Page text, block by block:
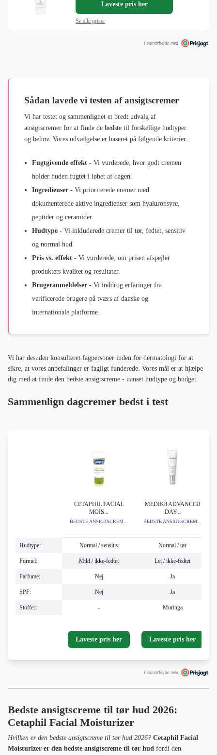
Laveste pris her
Se alle priser
i samarbejde med
Sådan lavede vi testen af ansigtscremer
Vi har testet og sammenlignet et bredt udvalg af
ansigtscremer for at finde de bedste til forskellige hudtyper
og behov. Vores udvælgelse er baseret på følgende kriterier:
Fugtgivende effekt - Vi vurderede, hvor godt cremen
holder huden fugtet i løbet af dagen.
Ingredienser - Vi prioriterede cremer med
dokumenterede aktive ingredienser som hyaluronsyre,
peptider og ceramider.
Hudtype - Vi inkluderede cremer til tør, fedtet, sensitiv
og normal hud.
Pris vs. effekt - Vi vurderede, om prisen afspejler
produktets kvalitet og resultater.
Brugeranmeldelser - Vi inddrog erfaringer fra
verificerede brugere på tværs af danske og
internationale platforme.
Vi har desuden konsulteret fagpersoner inden for dermatologi for at
sikre, at vores anbefalinger er fagligt funderede. Vores mål er at hjælpe
dig med at finde den bedste ansigtscreme - uanset hudtype og budget.
Sammenlign dagcremer bedst i test
Hudtype:
Formel:
Parfume:
SPF:
Stoffer:
CETAPHIL FACIAL
MOIS...
BEDSTE ANSIGTSCREM...
Normal / sensitiv
Mild / ikke-fedtet
Nej
Nej
-
Laveste pris her
MEDIK8 ADVANCED
DAY...
BEDSTE ANSIGTSCREM...
Normal / tør
Let / ikke-fedtet
Ja
Ja
Moringa
Laveste pris her
i samarbejde med
Bedste ansigtscreme til tør hud 2026:
Cetaphil Facial Moisturizer
Hvilken er den bedste ansigtscreme til tør hud 2026? Cetaphil Facial
Moisturizer er den bedste ansigtscreme til tør hud fordi den